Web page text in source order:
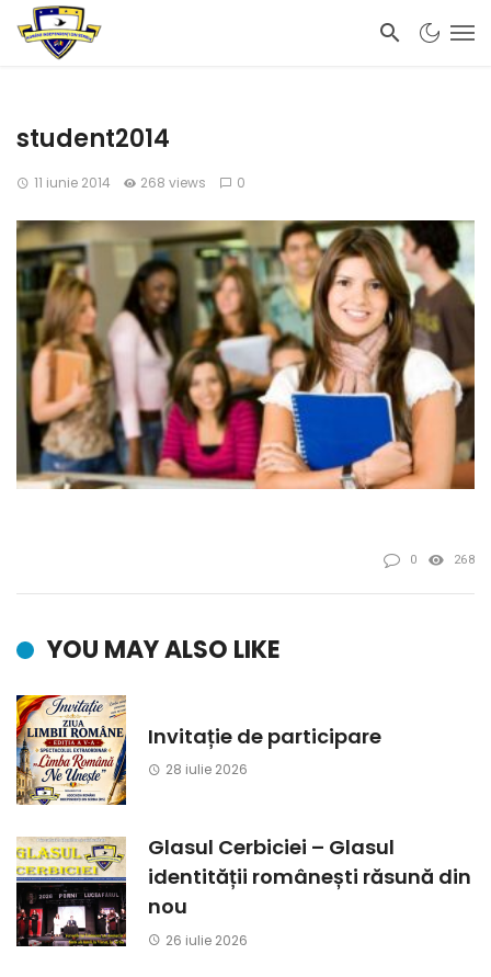
student2014
11 iunie 2014 268 views 0
0 268
YOU MAY ALSO LIKE
Invitație de participare
28 iulie 2026
Glasul Cerbiciei – Glasul
identității românești răsună din
nou
26 iulie 2026